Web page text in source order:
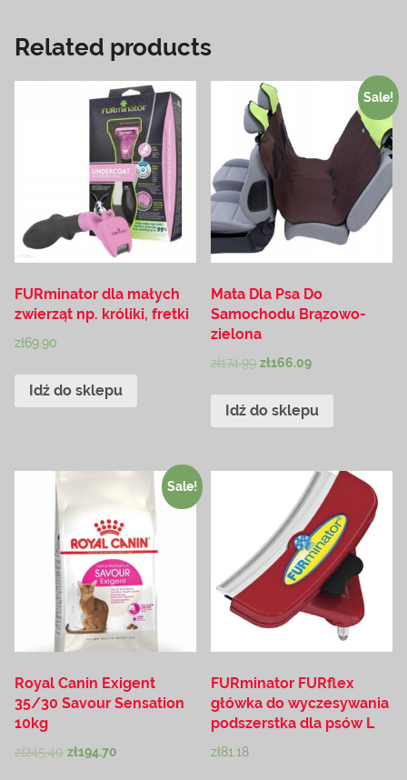
Related products
FURminator dla małych
zwierząt np. króliki, fretki
zł69.90
Idź do sklepu
Sale!
Mata Dla Psa Do
Samochodu Brązowo-
zielona
zł174.99 zł166.09
Idź do sklepu
Sale!
Royal Canin Exigent
35/30 Savour Sensation
10kg
zł245.40 zł194.70
FURminator FURflex
główka do wyczesywania
podszerstka dla psów L
zł81.18